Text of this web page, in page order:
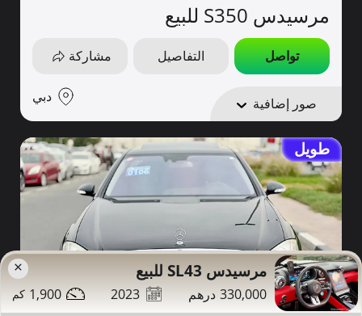
مرسيدس S350 للبيع
تواصل التفاصيل مشاركة
صور إضافية دبي
طويل
× مرسيدس SL43 للبيع
330,000
2023
1,900